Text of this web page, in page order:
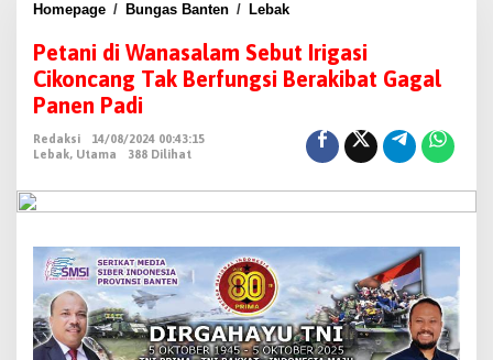
Homepage / Bungas Banten / Lebak
t
a
i
a
a
s
a
Petani di Wanasalam Sebut Irigasi
Cikoncang Tak Berfungsi Berakibat Gagal
Panen Padi
Redaksi
14/08/2024 00:43:15
Lebak, Utama 388 Dilihat